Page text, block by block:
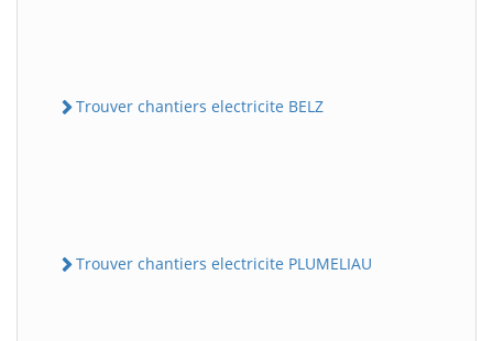
Trouver chantiers electricite BELZ
Trouver chantiers electricite PLUMELIAU